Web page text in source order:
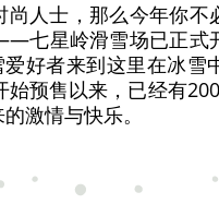
人士，那么今年你不
七星岭滑雪场已正式
好者来到这里在冰雪
预售以来，已经有
激情与快乐。